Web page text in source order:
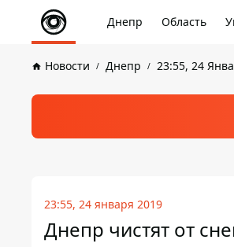
Днепр Область
Новости Днепр 23:55, 24
23:55, 24 января 2019
Днепр чистят от